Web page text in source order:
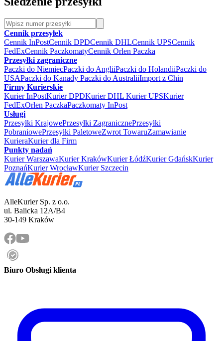
Cennik przesyłek
Cennik InPostCennik DPDCennik DHLCennik UPSCennik
FedExCennik PaczkomatyCennik Orlen Paczka
Przesyłki zagraniczne
Paczki do NiemiecPaczki do AngliiPaczki do HolandiiPaczki do
USAPaczki do Kanady Paczki do AustraliiImport z Chin
Firmy Kurierskie
Kurier InPostKurier DPDKurier DHL Kurier UPSKurier
FedExOrlen PaczkaPaczkomaty InPost
Usługi
Przesyłki KrajowePrzesyłki ZagranicznePrzesyłki
PobraniowePrzesyłki PaletoweZwrot TowaruZamawianie
KurieraKurier dla Firm
Punkty nadań
Kurier WarszawaKurier KrakówKurier ŁódźKurier GdańskKurier
PoznańKurier WrocławKurier Szczecin
AlleKurier Sp. z o.o.
ul. Balicka 12A/B4
30-149 Kraków
Biuro Obsługi klienta